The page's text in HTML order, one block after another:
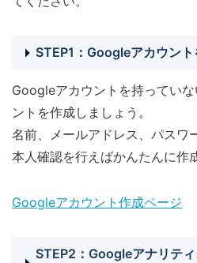
STEP1：Googleアカウン
Googleアカウントを持ってい
ントを作成しましょう。
名前、メールアドレス、パスワ
本人確認を行えばかんたんに作
Googleアカウント作成ページ
STEP2：Googleアナリテ